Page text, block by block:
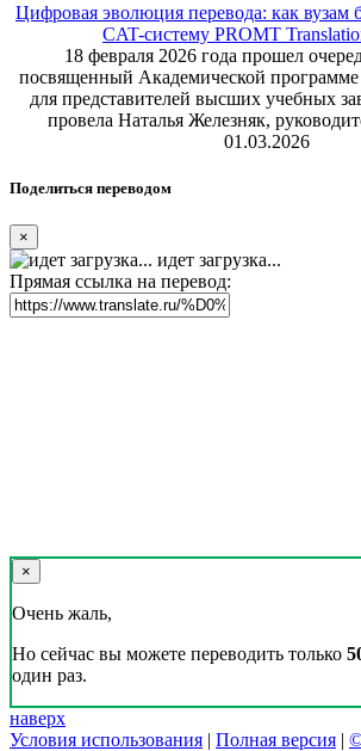
Цифровая эволюция перевода: как вузам
CAT-систему PROMT
18 февраля 2026 года прошел
посвященный Академической
для представителей высших учебных
провела Наталья Железняк,
01.03.2026
Поделиться переводом
×
идет загрузка...
Прямая ссылка на перевод:
×
Очень жаль,
Но сейчас вы можете переводить только
один раз.
наверх
Условия использования | Полная версия |